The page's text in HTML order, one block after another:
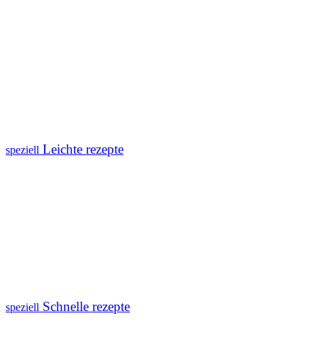
speziell Leichte rezepte
speziell Schnelle rezepte